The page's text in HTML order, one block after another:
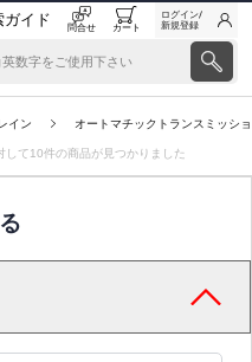
ガイド 問合せ カート
ログイン/
新規登録
イン オートマチックトランスミッショ
して10件の商品が見つかりました